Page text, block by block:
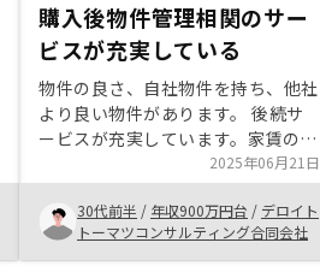
購入後物件管理相関のサー
ビスが充実している
物件の良さ、自社物件を持ち、他社
より良い物件があります。 後続サ
ービスが充実しています。家賃の管
理や、契約更新や、撤去後のクリー
ンニングなどの様々なサービスが提
供されているので、購入後の物件管
理が楽です。
2025年06月21日
30代前半 / 年収900万円台 / デロイト
トーマツコンサルティング合同会社